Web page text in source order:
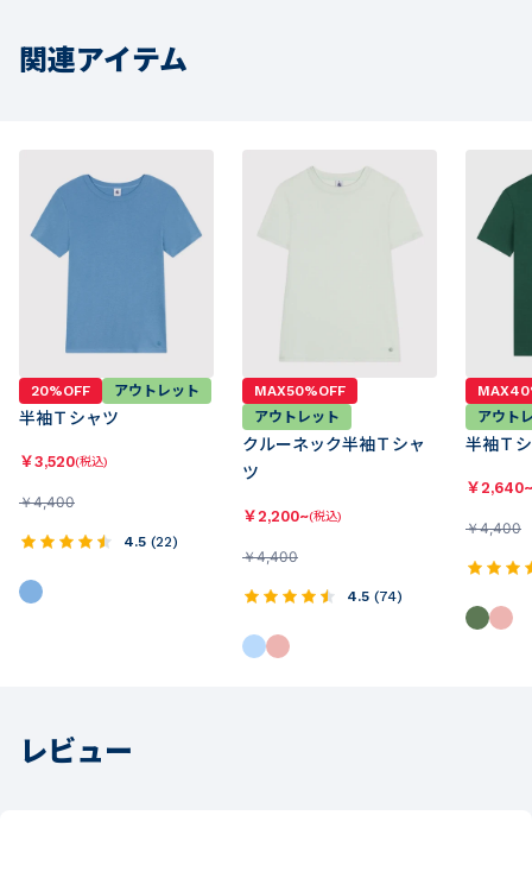
関連アイテム
20%OFF アウトレット
半袖Ｔシャツ
￥3,520(税込)
￥4,400
4.5 (22)
MAX50%OFF
アウトレット
クルーネック半袖Ｔシャ
ツ
￥2,200~(税込)
￥4,400
4.5 (74)
アウト
半袖Ｔ
￥2,640~
￥4,400
レビュー